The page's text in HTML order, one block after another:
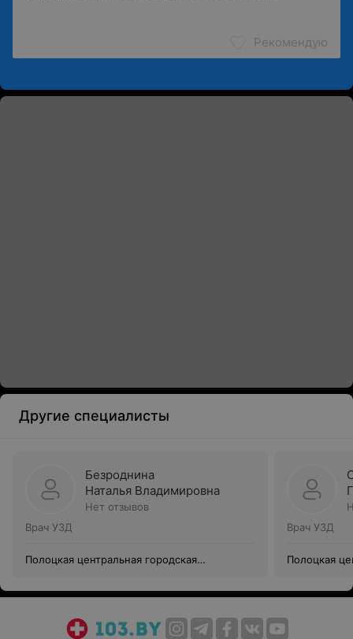
Рекомендую
Другие специалисты
Безроднина
Наталья Владимировна
Нет отзывов
Врач УЗД
Полоцкая центральная городская
Врач УЗД
Полоцкая